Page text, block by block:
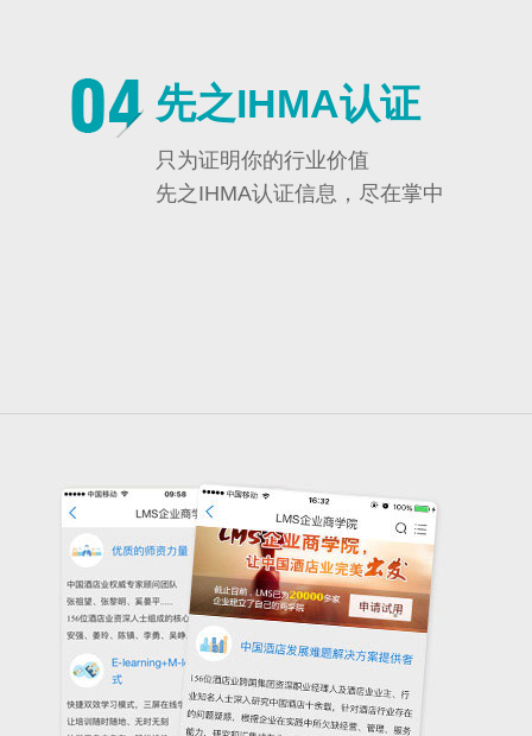
先之IHMA认证
只为证明你的行业价值
先之IHMA认证信息，尽在掌中